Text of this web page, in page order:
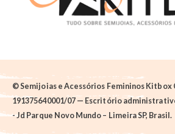
© Semijoias e Acessórios Femininos Kitbox
191375640001/07 — Escritório
- Jd Parque Novo Mundo – Limeira SP, Brasil.